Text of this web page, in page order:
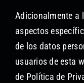
Otros Servicios
Formación no reglada
Proyectos audiovisuales
Adicionalmente a
aspectos
de los datos
usuarios de esta
de Política de